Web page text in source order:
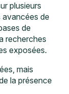
plusieurs
de
de
recherches
exposées.
mais
la présence